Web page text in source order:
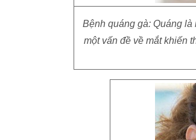
Bệnh quáng gà: Quáng
một vấn đề về mắt khiến